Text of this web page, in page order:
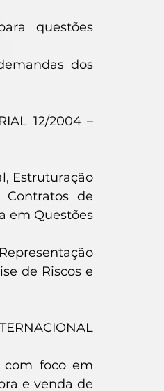
questões
dos
12/2004 –
Estruturação
Contratos de
em Questões
de Riscos e
com foco em
e venda de